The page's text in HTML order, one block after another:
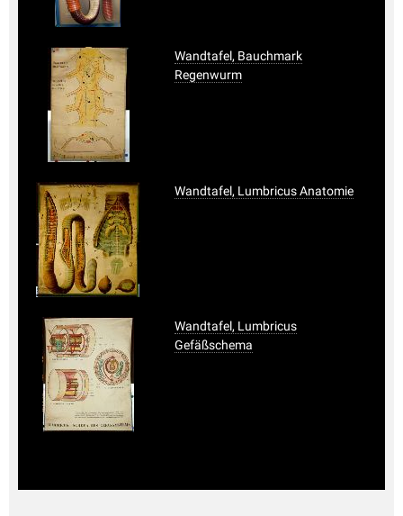
Wandtafel, Bauchmark
Regenwurm
Wandtafel, Lumbricus Anatomie
Wandtafel, Lumbricus
Gefäßschema